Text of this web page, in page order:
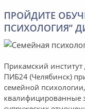
ПРОЙДИТЕ
ПСИХОЛОГИЯ”
Прикамский
ПИБ24 (Челябинск)
семейной
квалифицированные